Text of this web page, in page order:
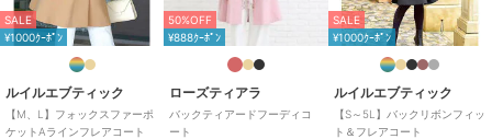
30％、レーヨン6％、コットン
4％、アクリル3％、ナイロン2％
商品のお取り扱い方法
SALE
¥1000ｸｰﾎﾟﾝ
ルイルエブティック
【M、L】フォックスファーポ
ケットAラインフレアコート
50%OFF
¥888ｸｰﾎﾟﾝ
ローズティアラ
バックティアードフーディコ
ート
SALE
¥1000ｸｰﾎﾟﾝ
ルイルエブティック
【S～5L】バックリボンフィッ
ト＆フレアコート